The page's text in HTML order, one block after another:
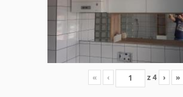
« ‹ z4 › »